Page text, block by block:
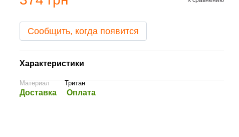
Сообщить, когда появится
Характеристики
Материал Тритан
Доставка Оплата